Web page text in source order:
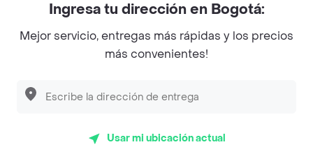
Calle 51 Sur #9-30, Bogotá, Colombia - centro
Calificaciones y opiniones Arroz Paisa
de la Abuela Expres
Ingresa tu dirección en Bogotá:
Mejor servicio, entregas más rápidas y los precios
más convenientes!
Usar mi ubicación actual